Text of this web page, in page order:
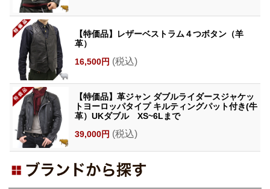
【特価品】レザーベストラム４つボタン（羊
革）
16,500円 (税込)
【特価品】革ジャン ダブルライダースジャケッ
トヨーロッパタイプ キルティングパット付き(牛
革）UKダブル XS~6Lまで
39,000円 (税込)